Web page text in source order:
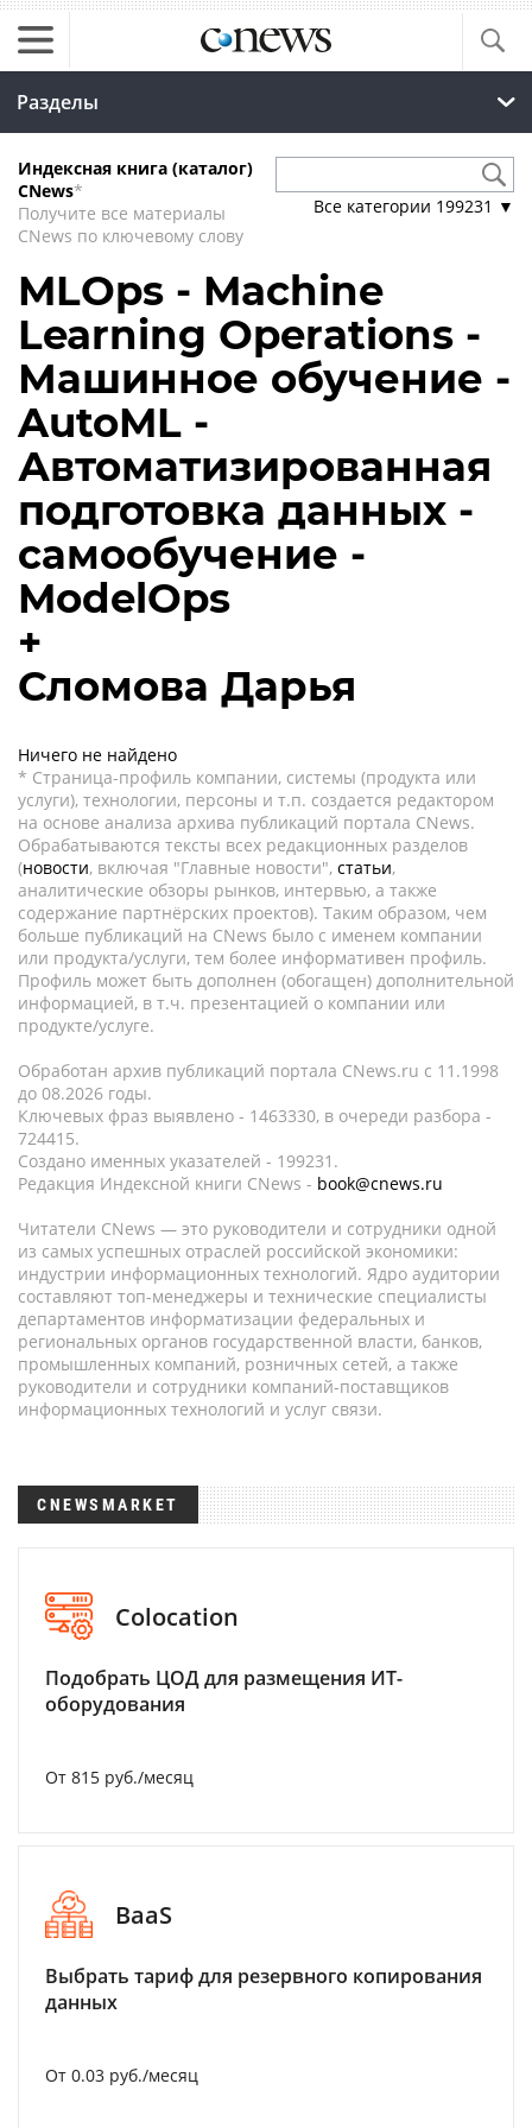
Разделы
Индексная книга (каталог)
CNews*
Получите все материалы
CNews по ключевому слову
Все категории 199231 ▼
MLOps - Machine
Learning Operations -
Машинное обучение -
AutoML -
Автоматизированная
подготовка данных -
самообучение -
ModelOps
+
Сломова Дарья
Ничего не найдено
* Страница-профиль компании, системы (продукта или
услуги), технологии, персоны и т.п. создается редактором
на основе анализа архива публикаций портала CNews.
Обрабатываются тексты всех редакционных разделов
(новости, включая "Главные новости", статьи,
аналитические обзоры рынков, интервью, а также
содержание партнёрских проектов). Таким образом, чем
больше публикаций на CNews было с именем компании
или продукта/услуги, тем более информативен профиль.
Профиль может быть дополнен (обогащен) дополнительной
информацией, в т.ч. презентацией о компании или
продукте/услуге.
Обработан архив публикаций портала CNews.ru c 11.1998
до 08.2026 годы.
Ключевых фраз выявлено - 1463330, в очереди разбора -
724415.
Создано именных указателей - 199231.
Редакция Индексной книги CNews - book@cnews.ru
Читатели CNews — это руководители и сотрудники одной
из самых успешных отраслей российской экономики:
индустрии информационных технологий. Ядро аудитории
составляют топ-менеджеры и технические специалисты
департаментов информатизации федеральных и
региональных органов государственной власти, банков,
промышленных компаний, розничных сетей, а также
руководители и сотрудники компаний-поставщиков
информационных технологий и услуг связи.
CNEWSMARKET
Colocation
Подобрать ЦОД для размещения ИТ-
оборудования
От 815 руб./месяц
BaaS
Выбрать тариф для резервного копирования
данных
От 0.03 руб./месяц